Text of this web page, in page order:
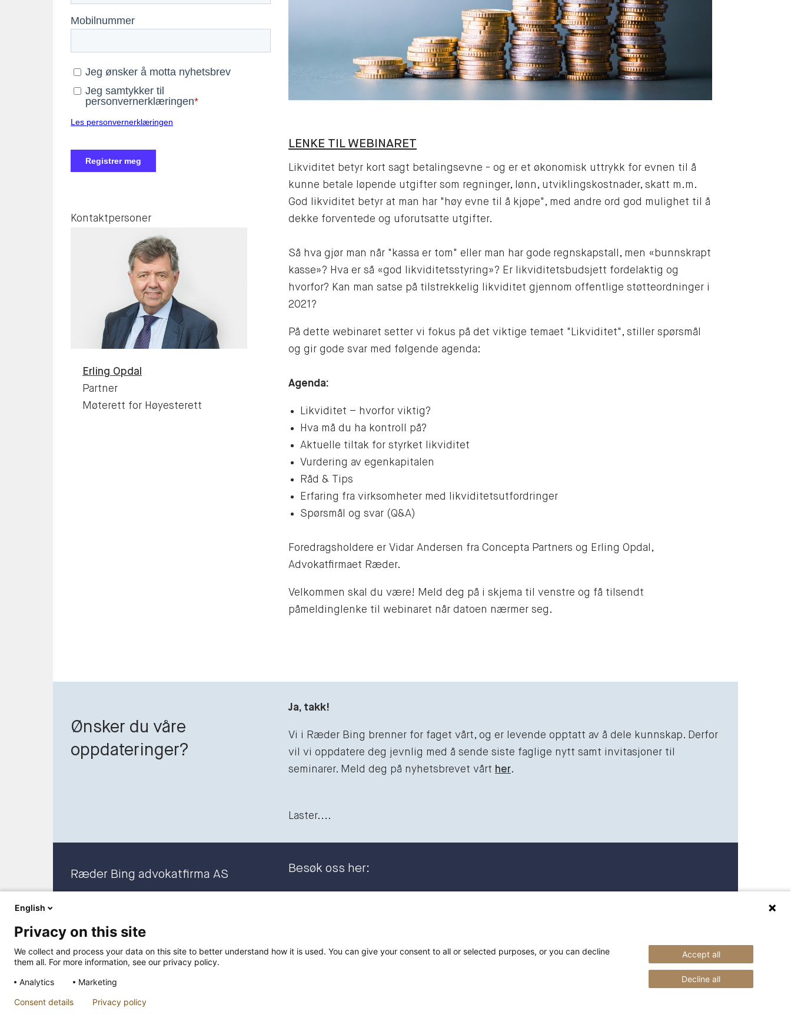
LENKE TIL WEBINARET
Likviditet betyr kort sagt betalingsevne - og er et økonomisk uttrykk for evnen til å
kunne betale løpende utgifter som regninger, lønn, utviklingskostnader, skatt m.m.
God likviditet betyr at man har "høy evne til å kjøpe", med andre ord god mulighet til å
dekke forventede og uforutsatte utgifter.
Så hva gjør man når "kassa er tom" eller man har gode regnskapstall, men «bunnskrapt
kasse»? Hva er så «god likviditetsstyring»? Er likviditetsbudsjett fordelaktig og
hvorfor? Kan man satse på tilstrekkelig likviditet gjennom offentlige støtteordninger i
2021?
På dette webinaret setter vi fokus på det viktige temaet "Likviditet", stiller spørsmål
og gir gode svar med følgende agenda:
Agenda:
Likviditet – hvorfor viktig?
Hva må du ha kontroll på?
Aktuelle tiltak for styrket likviditet
Vurdering av egenkapitalen
Råd & Tips
Erfaring fra virksomheter med likviditetsutfordringer
Spørsmål og svar (Q&A)
Foredragsholdere er Vidar Andersen fra Concepta Partners og Erling Opdal,
Advokatfirmaet Ræder.
Velkommen skal du være! Meld deg på i skjema til venstre og få tilsendt
påmeldinglenke til webinaret når datoen nærmer seg.
Kontaktpersoner
Erling Opdal
Partner
Møterett for Høyesterett
Ønsker du våre
oppdateringer?
Ja, takk!
Vi i Ræder Bing brenner for faget vårt, og er levende opptatt av å dele kunnskap. Derfor
vil vi oppdatere deg jevnlig med å sende siste faglige nytt samt invitasjoner til
seminarer. Meld deg på nyhetsbrevet vårt her.
Laster....
Ræder Bing advokatfirma AS Besøk oss her:
Postadresse:
English
Privacy on this site
We collect and process your data on this site to better understand how it is used. You can give your consent to all or selected purposes, or you can decline
them all. For more information, see our privacy policy.
Analytics
Marketing
Accept all
Decline all
Consent details Privacy policy